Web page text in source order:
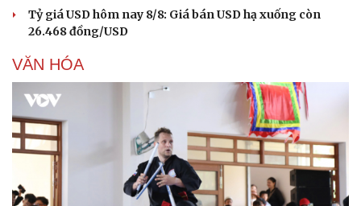
Cải chính
Tỷ giá USD hôm nay 8/8: Giá bán USD hạ xuống còn
26.468 đồng/USD
VĂN HÓA